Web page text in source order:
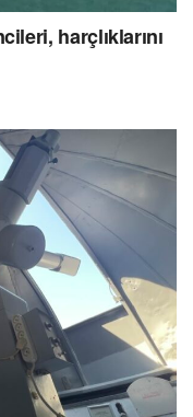
harçlıklarını